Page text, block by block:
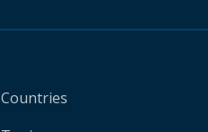
Countries